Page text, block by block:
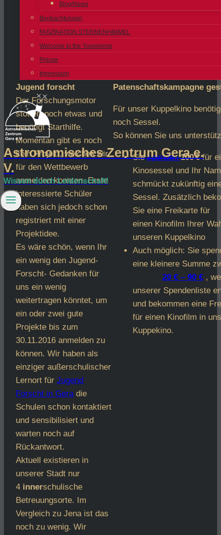
Blog/News
Beobachtungen
FASZINATION STERNENHIMMEL
Welcome to the Youniverse
Presse
Impressum
Astronomisches Zentrum Gera e.
V.
Wissen durch Leidenschaft!
Jugend forscht
Der Forschungsmotor
stottert noch etwas und
benötigt Starthilfe.
Momentan gibt es noch
kein Projekt, welches wir
für den Wettbewerb
anmelden konnten. Erste
interessierte Schüler
haben sich jedoch schon
registriert mit einer
Projektidee.
Es wäre schön, wenn Ihr
ein wenig den Jugend-
Forscht- Gedanken für
uns ein wenig
weitertragen könntet, um
ein oder zwei gute
Projekte bis zum
30.11.2016 anmelden zu
können. Wir haben als
einziger außerschulischer
Lernort für Jugend
Forscht in Geradie
Schulen schon kontaktiert
und sensibilisiert und
warten noch auf
Rückantwort.
Aktuell existieren in
unserer Stadt nur
4 innerschulische
Betreuungsorte. Im
Vergleich zu Jena ist das
noch zu wenig. Wir
Patenschaftskampagne
Für unser Kuppelkino
noch Sessel.
So können Sie uns
Siespenden100 €für
Kinosessel und Ihr
schmückt zukünftig
Sessel. Zusätzlich
Sie eine Freikarte für
einen Kinofilm Ihrer
unseren Kuppelkino
Auch möglich: Sie
eine kleinere Summe
20 € – 90 € ,
unserer Spendenliste
und bekommen eine
für einen Kinofilm in
Kuppekino.